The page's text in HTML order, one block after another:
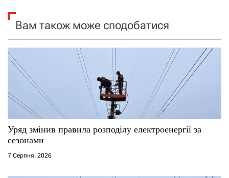
а
и
с
і
в
Вам також може сподобатися
Уряд змінив правила розподілу електроенергії за
сезонами
7 Серпня, 2026